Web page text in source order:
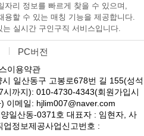
자리 정보를 빠르게 찾을 수 있으며,
용할 수 있는 매칭 기능을 제공합니다.
실시간 구인구직 서비스입니다.
PC버전
이용약관
일산동구 고봉로678번 길 155(성석
까지): 010-4730-4343(회원가입시
이메일: hjlim007@naver.com
일산동-0371호 대표자 : 임현자, 사
정보제공사업신고번호 :